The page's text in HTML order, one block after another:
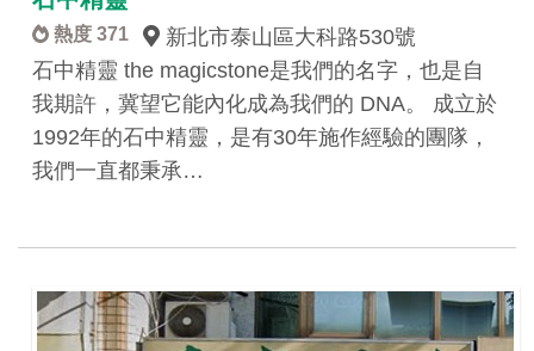
熱度 371
新北市泰山區大科路530號
石中精靈 the magicstone是我們的名字，也是自
我期許，冀望它能內化成為我們的 DNA。 成立於
1992年的石中精靈，是有30年施作經驗的團隊，
我們一直都秉承…